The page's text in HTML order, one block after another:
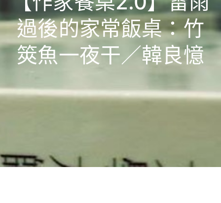
過後的家常飯桌：竹
筴魚一夜干／韓良憶